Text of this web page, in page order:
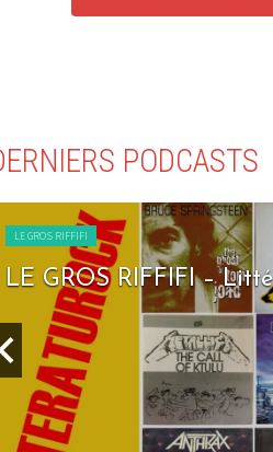
PODCASTS
LE GROS RIFFIFI
LE GROS RIFFIFI –